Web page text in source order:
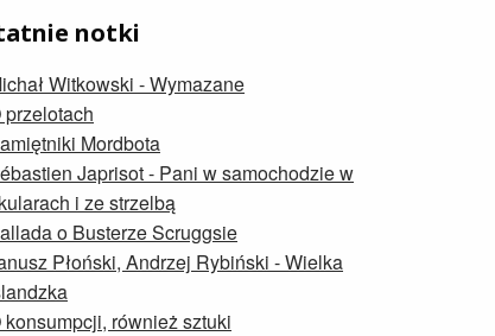
notki
Witkowski - Wymazane
przelotach
Mordbota
Japrisot - Pani w samochodzie w
i ze strzelbą
o Busterze Scruggsie
Płoński, Andrzej Rybiński - Wielka
konsumpcji, również sztuki